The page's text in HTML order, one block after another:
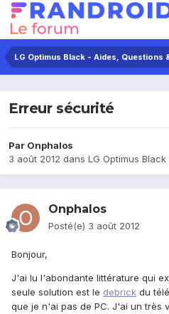
LG Optimus Black - Aides, Questions
Erreur sécurité
Par Onphalos
3 août 2012 dans LG Optimus
Onphalos
Posté(e) 3 août 2012
Bonjour,
J'ai lu l'abondante littérature qui
seule solution est le debrick du
que je n'ai pas de PC. J'ai un très